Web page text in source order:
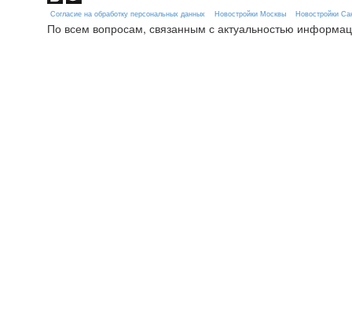
Согласие на обработку персональных данных
Новостройки Москвы Новостройки
По всем вопросам, связанным с актуальностью